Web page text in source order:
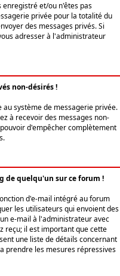
enregistré et/ou n'êtes pas
privée pour la totalité du
des messages privés. Si
adresser à l'administrateur
non-désirés !
système de messagerie privée.
à recevoir des messages non-
d'empêcher complètement
de quelqu'un sur ce forum !
d'e-mail intégré au forum
les utilisateurs qui envoient des
e-mail à l'administrateur avec
reçu; il est important que cette
une liste de détails concernant
prendre les mesures répressives